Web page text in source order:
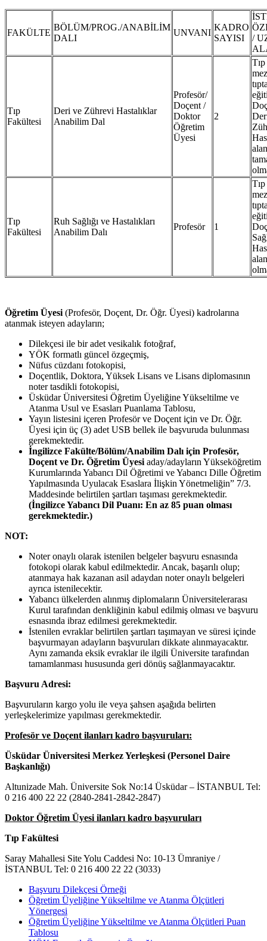
FAKÜLTE
BÖLÜM/PROG./ANABİLİM
DALI
UNVANI
KADRO
SAYISI
/
Tıp
Fakültesi
Deri ve Zührevi Hastalıklar
Anabilim Dal
Profesör/
Doçent /
Doktor
Öğretim
Üyesi
2
Tıp
Fakültesi
Ruh Sağlığı ve Hastalıkları
Anabilim Dalı
Profesör 1
Öğretim Üyesi (Profesör, Doçent, Dr. Öğr. Üyesi) kadrolarına
atanmak isteyen adayların;
Dilekçesi ile bir adet vesikalık fotoğraf,
YÖK formatlı güncel özgeçmiş,
Nüfus cüzdanı fotokopisi,
Doçentlik, Doktora, Yüksek Lisans ve Lisans diplomasının
noter tasdikli fotokopisi,
Üsküdar Üniversitesi Öğretim Üyeliğine Yükseltilme ve
Atanma Usul ve Esasları Puanlama Tablosu,
Yayın listesini içeren Profesör ve Doçent için ve Dr. Öğr.
Üyesi için üç (3) adet USB bellek ile başvuruda bulunması
gerekmektedir.
İngilizce Fakülte/Bölüm/Anabilim Dalı için Profesör,
Doçent ve Dr. Öğretim Üyesi aday/adayların Yükseköğretim
Kurumlarında Yabancı Dil Öğretimi ve Yabancı Dille Öğretim
Yapılmasında Uyulacak Esaslara İlişkin Yönetmeliğin” 7/3.
Maddesinde belirtilen şartları taşıması gerekmektedir.
(İngilizce Yabancı Dil Puanı: En az 85 puan olması
gerekmektedir.)
NOT:
Noter onaylı olarak istenilen belgeler başvuru esnasında
fotokopi olarak kabul edilmektedir. Ancak, başarılı olup;
atanmaya hak kazanan asil adaydan noter onaylı belgeleri
ayrıca istenilecektir.
Yabancı ülkelerden alınmış diplomaların Üniversitelerarası
Kurul tarafından denkliğinin kabul edilmiş olması ve başvuru
esnasında ibraz edilmesi gerekmektedir.
İstenilen evraklar belirtilen şartları taşımayan ve süresi içinde
başvurmayan adayların başvuruları dikkate alınmayacaktır.
Aynı zamanda eksik evraklar ile ilgili Üniversite tarafından
tamamlanması hususunda geri dönüş sağlanmayacaktır.
Başvuru Adresi:
Başvuruların kargo yolu ile veya şahsen aşağıda belirten
yerleşkelerimize yapılması gerekmektedir.
Profesör ve Doçent ilanları kadro başvuruları:
Üsküdar Üniversitesi Merkez Yerleşkesi (Personel Daire
Başkanlığı)
Altunizade Mah. Üniversite Sok No:14 Üsküdar – İSTANBUL Tel:
0 216 400 22 22 (2840-2841-2842-2847)
Doktor Öğretim Üyesi ilanları kadro başvuruları
Tıp Fakültesi
Saray Mahallesi Site Yolu Caddesi No: 10-13 Ümraniye /
İSTANBUL Tel: 0 216 400 22 22 (3033)
Başvuru Dilekçesi Örneği
Öğretim Üyeliğine Yükseltilme ve Atanma Ölçütleri
Yönergesi
Öğretim Üyeliğine Yükseltilme ve Atanma Ölçütleri Puan
Tablosu